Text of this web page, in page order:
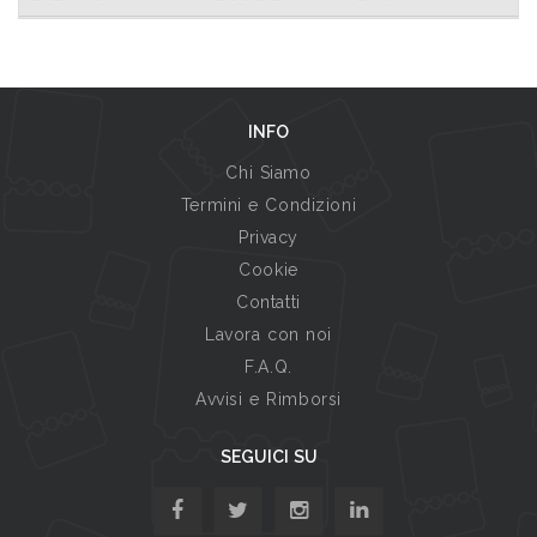
INFO
Chi Siamo
Termini e Condizioni
Privacy
Cookie
Contatti
Lavora con noi
F.A.Q.
Avvisi e Rimborsi
SEGUICI SU